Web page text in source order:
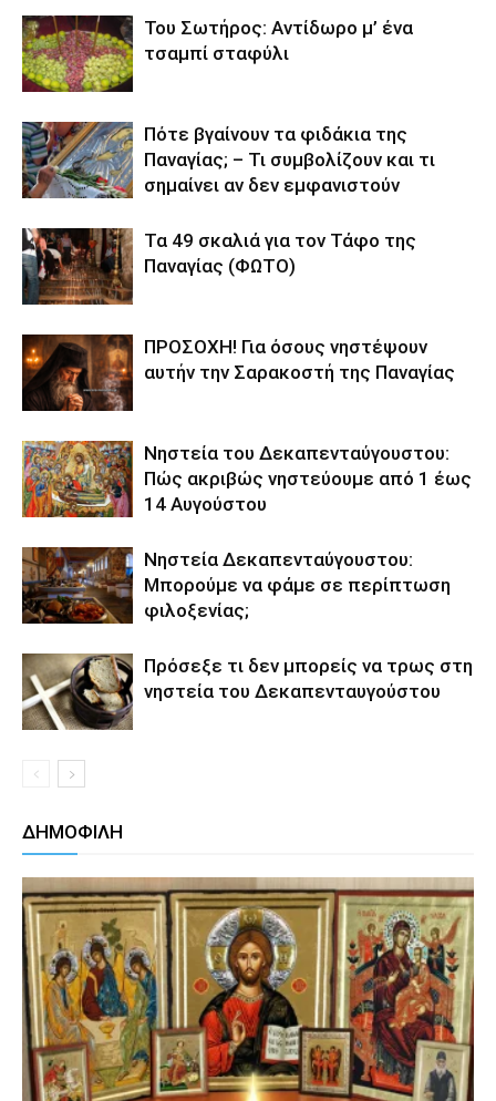
Του Σωτήρος: Αντίδωρο μ’ ένα
τσαμπί σταφύλι
Πότε βγαίνουν τα φιδάκια της
Παναγίας; – Τι συμβολίζουν και τι
σημαίνει αν δεν εμφανιστούν
Τα 49 σκαλιά για τον Τάφο της
Παναγίας (ΦΩΤΟ)
ΠΡΟΣΟΧΗ! Για όσους νηστέψουν
αυτήν την Σαρακοστή της Παναγίας
Νηστεία του Δεκαπενταύγουστου:
Πώς ακριβώς νηστεύουμε από 1 έως
14 Αυγούστου
Νηστεία Δεκαπενταύγουστου:
Μπορούμε να φάμε σε περίπτωση
φιλοξενίας;
Πρόσεξε τι δεν μπορείς να τρως στη
νηστεία του Δεκαπενταυγούστου
ΔΗΜΟΦΙΛΗ